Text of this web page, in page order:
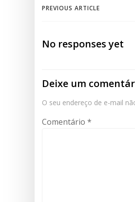
Navegação
de
Post
PREVIOUS ARTICLE
No responses yet
Deixe um
O seu endereço de e-mail
Comentário *